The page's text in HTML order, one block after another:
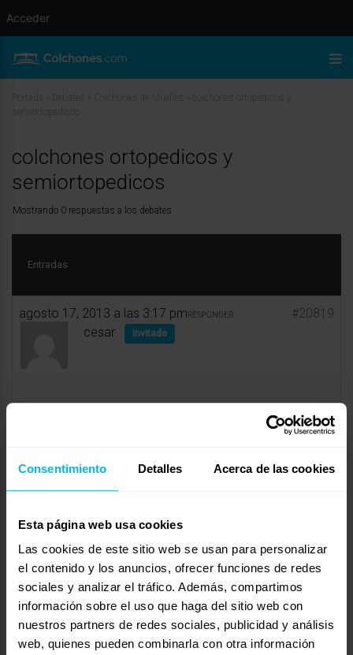
Consentimiento Detalles Acerca de las cookies
Esta página web usa cookies
Las cookies de este sitio web se usan para personalizar
el contenido y los anuncios, ofrecer funciones de redes
sociales y analizar el tráfico. Además, compartimos
información sobre el uso que haga del sitio web con
nuestros partners de redes sociales, publicidad y análisis
web, quienes pueden combinarla con otra información
colchones ortopedicos y
semiortopedicos
Mostrando 0 respuestas a los debates
Entradas
agosto 17, 2013 a las 3:17 pm #20819
RESPONDER
cesar Invitado
favor necesito saber la diferencia ,entre colchones
atte.
Mostrando 0 respuestas a los debates
Respuesta a: colchones ortopedicos y semiortopedicos
Tu información:
Nombre (obligatorio):
Acceder